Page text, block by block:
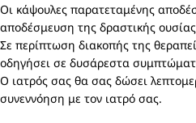
Οι κάψουλες παρατεταμένης
αποδέσμευση της δραστικής
Σε περίπτωση διακοπής της
οδηγήσει σε δυσάρεστα
Ο ιατρός σας θα σας δώσει
συνεννόηση με τον ιατρό σας.